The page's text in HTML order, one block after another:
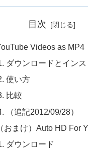
目次
Videos as MP4
ダウンロードとイン
使い方
比較
（追記2012/09/28）
（おまけ）Auto HD For
ダウンロード